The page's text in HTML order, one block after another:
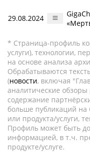
29.08.2024
* Страница-профиль
услуги), технологии,
на основе анализа
Обрабатываются
(новости, включая
аналитические
содержание
больше публикаций
или продукта/услуги,
Профиль может быть
информацией, в т.ч.
продукте/услуге.